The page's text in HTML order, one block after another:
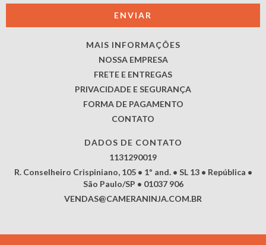
MAIS INFORMAÇÕES
NOSSA EMPRESA
FRETE E ENTREGAS
PRIVACIDADE E SEGURANÇA
FORMA DE PAGAMENTO
CONTATO
DADOS DE CONTATO
1131290019
R. Conselheiro Crispiniano, 105 • 1º and. • SL 13 • República •
São Paulo/SP • 01037 906
VENDAS@CAMERANINJA.COM.BR